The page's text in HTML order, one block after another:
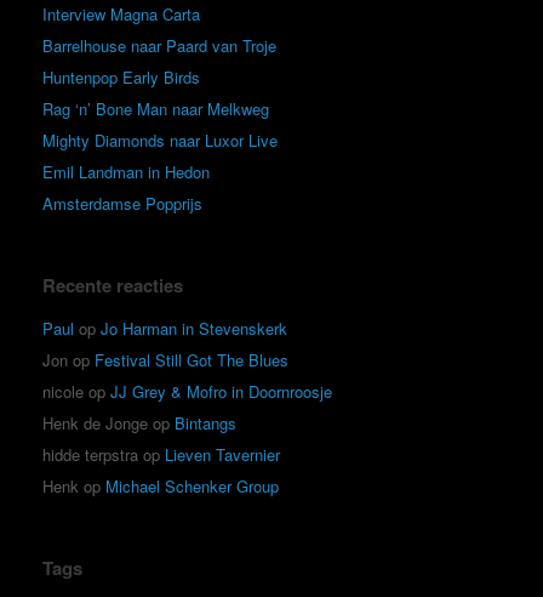
Interview Magna Carta
Barrelhouse naar Paard van Troje
Huntenpop Early Birds
Rag ‘n’ Bone Man naar Melkweg
Mighty Diamonds naar Luxor Live
Emil Landman in Hedon
Amsterdamse Popprijs
Recente reacties
Paul op Jo Harman in Stevenskerk
Jon op Festival Still Got The Blues
nicole op JJ Grey & Mofro in Doornroosje
Henk de Jonge op Bintangs
hidde terpstra op Lieven Tavernier
Henk op Michael Schenker Group
Tags